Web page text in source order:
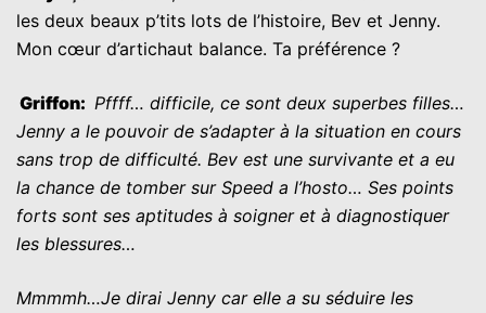
les deux beaux p’tits lots de l’histoire, Bev et Jenny.
Mon cœur d’artichaut balance. Ta préférence ?
Griffon: Pffff… difficile, ce sont deux superbes filles…
Jenny a le pouvoir de s’adapter à la situation en cours
sans trop de difficulté. Bev est une survivante et a eu
la chance de tomber sur Speed a l’hosto… Ses points
forts sont ses aptitudes à soigner et à diagnostiquer
les blessures…
Mmmmh…Je dirai Jenny car elle a su séduire les